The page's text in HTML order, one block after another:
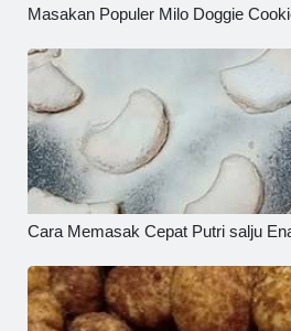
Masakan Populer Milo Doggie
Cara Memasak Cepat Putri salju